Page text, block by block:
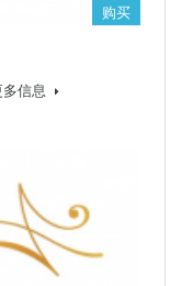
购买
信息